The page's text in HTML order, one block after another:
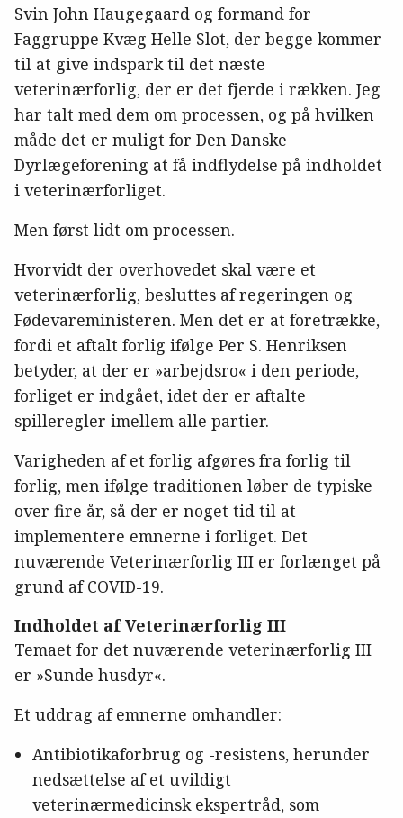
Svin John Haugegaard og formand for
Faggruppe Kvæg Helle Slot, der begge kommer
til at give indspark til det næste
veterinærforlig, der er det fjerde i rækken. Jeg
har talt med dem om processen, og på hvilken
måde det er muligt for Den Danske
Dyrlægeforening at få indflydelse på indholdet
i veterinærforliget.
Men først lidt om processen.
Hvorvidt der overhovedet skal være et
veterinærforlig, besluttes af regeringen og
Fødevareministeren. Men det er at foretrække,
fordi et aftalt forlig ifølge Per S. Henriksen
betyder, at der er »arbejdsro« i den periode,
forliget er indgået, idet der er aftalte
spilleregler imellem alle partier.
Varigheden af et forlig afgøres fra forlig til
forlig, men ifølge traditionen løber de typiske
over fire år, så der er noget tid til at
implementere emnerne i forliget. Det
nuværende Veterinærforlig III er forlænget på
grund af COVID-19.
Indholdet af Veterinærforlig III
Temaet for det nuværende veterinærforlig III
er »Sunde husdyr«.
Et uddrag af emnerne omhandler:
Antibiotikaforbrug og -resistens, herunder
nedsættelse af et uvildigt
veterinærmedicinsk ekspertråd, som